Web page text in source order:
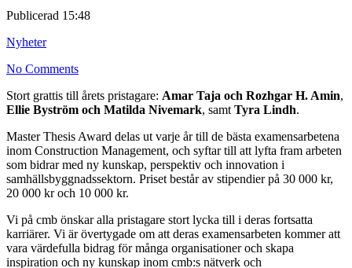
Publicerad 15:48
Nyheter
No Comments
Stort grattis till årets pristagare: Amar Taja och Rozhgar H. Amin,
Ellie Byström och Matilda Nivemark, samt Tyra Lindh.
Master Thesis Award delas ut varje år till de bästa examensarbetena
inom Construction Management, och syftar till att lyfta fram arbeten
som bidrar med ny kunskap, perspektiv och innovation i
samhällsbyggnadssektorn. Priset består av stipendier på 30 000 kr,
20 000 kr och 10 000 kr.
Vi på cmb önskar alla pristagare stort lycka till i deras fortsatta
karriärer. Vi är övertygade om att deras examensarbeten kommer att
vara värdefulla bidrag för många organisationer och skapa
inspiration och ny kunskap inom cmb:s nätverk och